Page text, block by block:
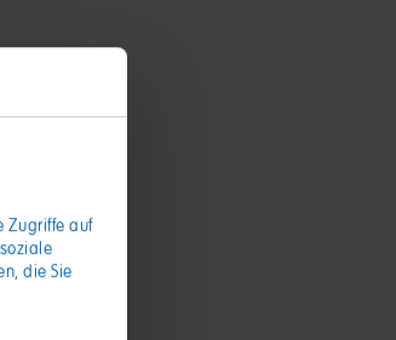
Zugriffe auf
die Sie